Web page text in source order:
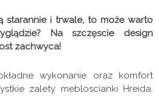
starannie i trwale, to może warto
Na szczęscie design
zachwyca!
wykonanie oraz komfort
zalety mebloscianki Hreida.